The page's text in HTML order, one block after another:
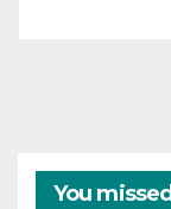
You missed